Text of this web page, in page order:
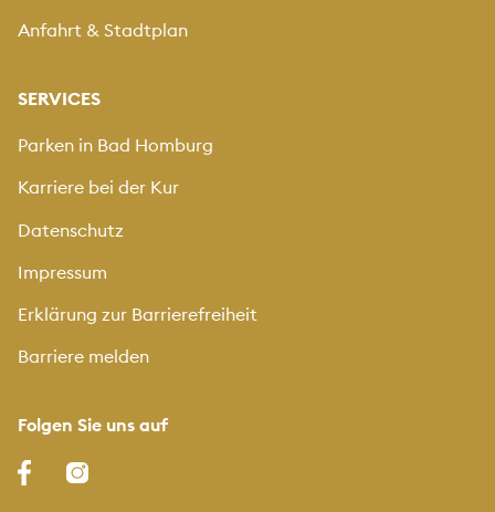
Anfahrt & Stadtplan
SERVICES
Parken in Bad Homburg
Karriere bei der Kur
Datenschutz
Impressum
Erklärung zur Barrierefreiheit
Barriere melden
Folgen Sie uns auf